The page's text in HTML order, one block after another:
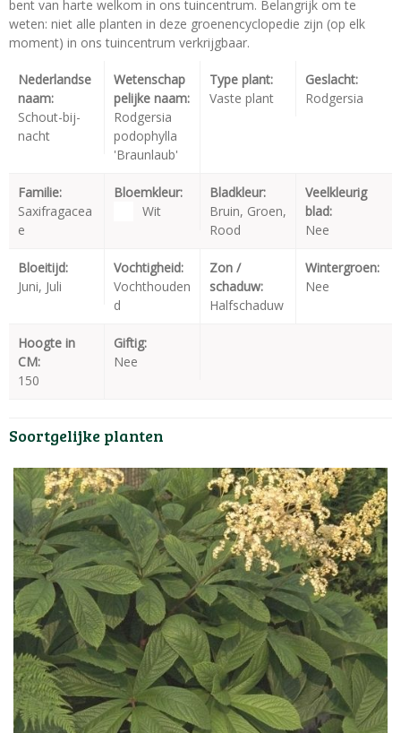
bent van harte welkom in ons tuincentrum. Belangrijk om te
weten: niet alle planten in deze groenencyclopedie zijn (op elk
moment) in ons tuincentrum verkrijgbaar.
Nederlandse
naam:
Schout-bij-
nacht
Wetenschap
pelijke naam:
Rodgersia
podophylla
'Braunlaub'
Type plant:
Vaste plant
Geslacht:
Rodgersia
Familie:
Saxifragacea
e
Bloemkleur:
Wit
Bladkleur:
Bruin, Groen,
Rood
Veelkleurig
blad:
Nee
Bloeitijd:
Juni, Juli
Vochtigheid:
Vochthouden
d
Zon /
schaduw:
Halfschaduw
Wintergroen:
Nee
Hoogte in
CM:
150
Giftig:
Nee
Soortgelijke planten